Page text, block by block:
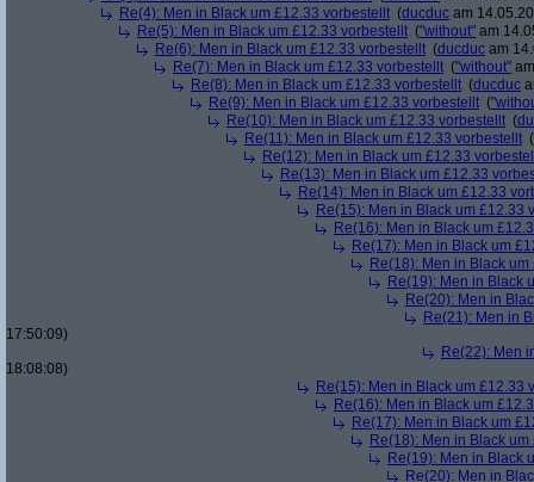
Re(4): Men in Black um £12.33 vorbestellt (ducduc am
Re(5): Men in Black um £12.33 vorbestellt ("without" am
Re(6): Men in Black um £12.33 vorbestellt (ducduc am
Re(7): Men in Black um £12.33 vorbestellt ("without"
Re(8): Men in Black um £12.33 vorbestellt (ducduc
Re(9): Men in Black um £12.33 vorbestellt (
Re(10): Men in Black um £12.33 vorbestellt (
Re(11): Men in Black um £12.33 vorbestellt (
Re(12): Men in Black um £12.33
Re(13): Men in Black um £12.33
Re(14): Men in Black um £12.33
Re(15): Men in Black um £12.33
Re(16): Men in Black um
Re(17): Men in Black um
Re(18): Men in Black
Re(19): Men in Black
Re(20): Men in
Re(21): Men in
17:50:09)
Re(22): Men
18:08:08)
Re(15): Men in Black um £12.33
Re(16): Men in Black um
Re(17): Men in Black um
Re(18): Men in Black
Re(19): Men in Black
Re(20): Men in